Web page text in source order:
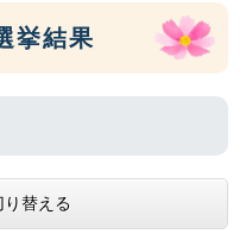
挙結果
替える